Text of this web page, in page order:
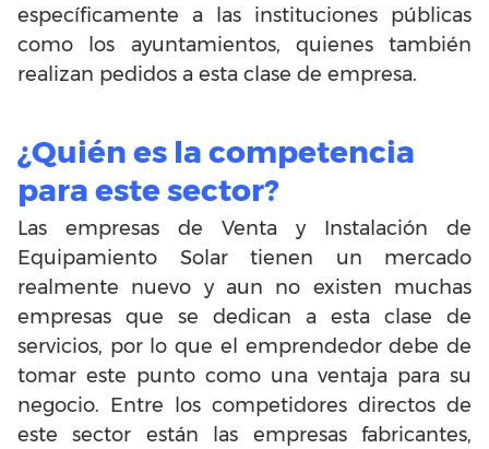
específicamente a las instituciones públicas
como los ayuntamientos, quienes también
realizan pedidos a esta clase de empresa.
¿Quién es la competencia
para este sector?
Las empresas de Venta y Instalación de
Equipamiento Solar tienen un mercado
realmente nuevo y aun no existen muchas
empresas que se dedican a esta clase de
servicios, por lo que el emprendedor debe de
tomar este punto como una ventaja para su
negocio. Entre los competidores directos de
este sector están las empresas fabricantes,